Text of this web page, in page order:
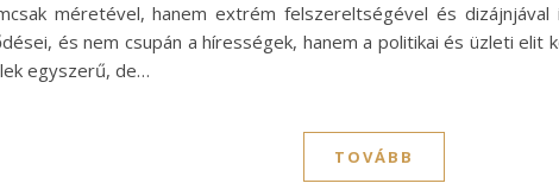
méretével, hanem extrém felszereltségével és
és nem csupán a hírességek, hanem a politikai és üzleti
egyszerű, de…
TOVÁBB